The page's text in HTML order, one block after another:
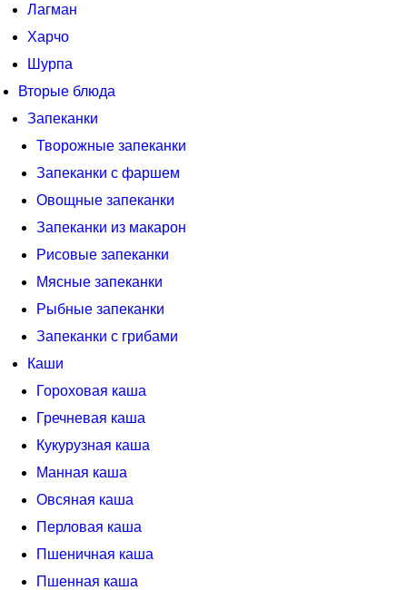
Лагман
Харчо
Шурпа
Вторые блюда
Запеканки
Творожные запеканки
Запеканки с фаршем
Овощные запеканки
Запеканки из макарон
Рисовые запеканки
Мясные запеканки
Рыбные запеканки
Запеканки с грибами
Каши
Гороховая каша
Гречневая каша
Кукурузная каша
Манная каша
Овсяная каша
Перловая каша
Пшеничная каша
Пшенная каша